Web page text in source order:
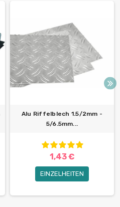
Alu Riffelblech 1.5/2mm -
5/6.5mm...
1,43 €
EINZELHEITEN